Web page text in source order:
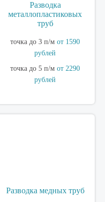
Разводка
металлопластиковых
труб
точка до 3 п/м от 1590
рублей
точка до 5 п/м от 2290
рублей
Разводка медных труб